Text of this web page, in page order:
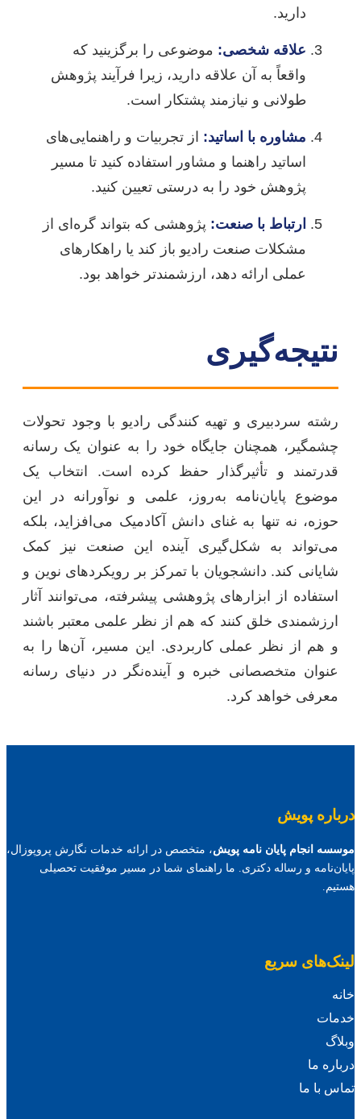
دارید.
علاقه شخصی: موضوعی را برگزینید که
واقعاً به آن علاقه دارید، زیرا فرآیند پژوهش
طولانی و نیازمند پشتکار است.
مشاوره با اساتید: از تجربیات و راهنمایی‌های
اساتید راهنما و مشاور استفاده کنید تا مسیر
پژوهش خود را به درستی تعیین کنید.
ارتباط با صنعت: پژوهشی که بتواند گره‌ای از
مشکلات صنعت رادیو باز کند یا راهکارهای
عملی ارائه دهد، ارزشمندتر خواهد بود.
نتیجه‌گیری
رشته سردبیری و تهیه کنندگی رادیو با وجود تحولات
چشمگیر، همچنان جایگاه خود را به عنوان یک رسانه
قدرتمند و تأثیرگذار حفظ کرده است. انتخاب یک
موضوع پایان‌نامه به‌روز، علمی و نوآورانه در این
حوزه، نه تنها به غنای دانش آکادمیک می‌افزاید، بلکه
می‌تواند به شکل‌گیری آینده این صنعت نیز کمک
شایانی کند. دانشجویان با تمرکز بر رویکردهای نوین و
استفاده از ابزارهای پژوهشی پیشرفته، می‌توانند آثار
ارزشمندی خلق کنند که هم از نظر علمی معتبر باشند
و هم از نظر عملی کاربردی. این مسیر، آن‌ها را به
عنوان متخصصانی خبره و آینده‌نگر در دنیای رسانه
معرفی خواهد کرد.
درباره پویش
موسسه انجام پایان نامه پویش، متخصص در ارائه خدمات نگارش پروپوزال،
پایان‌نامه و رساله دکتری. ما راهنمای شما در مسیر موفقیت تحصیلی
هستیم.
لینک‌های سریع
خانه
خدمات
وبلاگ
درباره ما
تماس با ما